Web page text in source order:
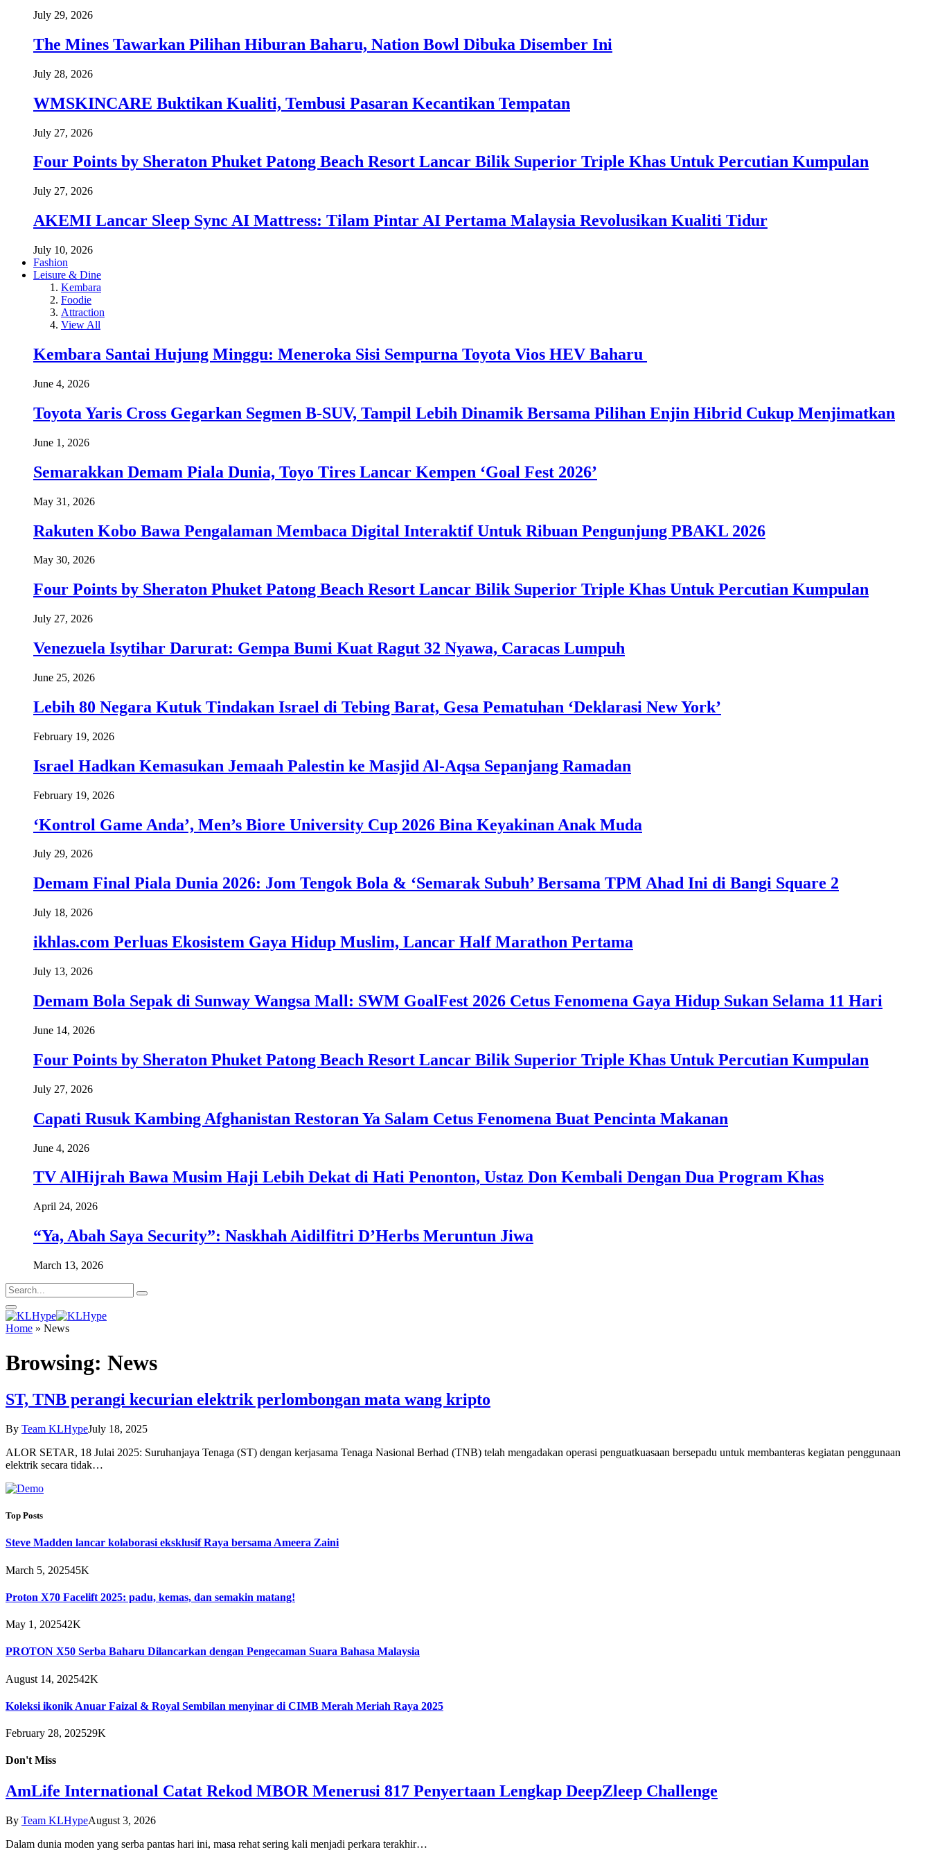
July 29, 2026
The Mines Tawarkan Pilihan Hiburan Baharu, Nation Bowl Dibuka Disember Ini
July 28, 2026
WMSKINCARE Buktikan Kualiti, Tembusi Pasaran Kecantikan Tempatan
July 27, 2026
Four Points by Sheraton Phuket Patong Beach Resort Lancar Bilik Superior Triple Khas Untuk Percutian Kumpulan
July 27, 2026
AKEMI Lancar Sleep Sync AI Mattress: Tilam Pintar AI Pertama Malaysia Revolusikan Kualiti Tidur
July 10, 2026
Fashion
Leisure & Dine
Kembara
Foodie
Attraction
View All
Kembara Santai Hujung Minggu: Meneroka Sisi Sempurna Toyota Vios HEV Baharu
June 4, 2026
Toyota Yaris Cross Gegarkan Segmen B-SUV, Tampil Lebih Dinamik Bersama Pilihan Enjin Hibrid Cukup Menjimatkan
June 1, 2026
Semarakkan Demam Piala Dunia, Toyo Tires Lancar Kempen ‘Goal Fest 2026’
May 31, 2026
Rakuten Kobo Bawa Pengalaman Membaca Digital Interaktif Untuk Ribuan Pengunjung PBAKL 2026
May 30, 2026
Four Points by Sheraton Phuket Patong Beach Resort Lancar Bilik Superior Triple Khas Untuk Percutian Kumpulan
July 27, 2026
Venezuela Isytihar Darurat: Gempa Bumi Kuat Ragut 32 Nyawa, Caracas Lumpuh
June 25, 2026
Lebih 80 Negara Kutuk Tindakan Israel di Tebing Barat, Gesa Pematuhan ‘Deklarasi New York’
February 19, 2026
Israel Hadkan Kemasukan Jemaah Palestin ke Masjid Al-Aqsa Sepanjang Ramadan
February 19, 2026
‘Kontrol Game Anda’, Men’s Biore University Cup 2026 Bina Keyakinan Anak Muda
July 29, 2026
Demam Final Piala Dunia 2026: Jom Tengok Bola & ‘Semarak Subuh’ Bersama TPM Ahad Ini di Bangi Square 2
July 18, 2026
ikhlas.com Perluas Ekosistem Gaya Hidup Muslim, Lancar Half Marathon Pertama
July 13, 2026
Demam Bola Sepak di Sunway Wangsa Mall: SWM GoalFest 2026 Cetus Fenomena Gaya Hidup Sukan Selama 11 Hari
June 14, 2026
Four Points by Sheraton Phuket Patong Beach Resort Lancar Bilik Superior Triple Khas Untuk Percutian Kumpulan
July 27, 2026
Capati Rusuk Kambing Afghanistan Restoran Ya Salam Cetus Fenomena Buat Pencinta Makanan
June 4, 2026
TV AlHijrah Bawa Musim Haji Lebih Dekat di Hati Penonton, Ustaz Don Kembali Dengan Dua Program Khas
April 24, 2026
“Ya, Abah Saya Security”: Naskhah Aidilfitri D’Herbs Meruntun Jiwa
March 13, 2026
Home » News
Browsing: News
ST, TNB perangi kecurian elektrik perlombongan mata wang kripto
By Team KLHypeJuly 18, 2025
ALOR SETAR, 18 Julai 2025: Suruhanjaya Tenaga (ST) dengan kerjasama Tenaga Nasional Berhad (TNB) telah mengadakan operasi penguatkuasaan bersepadu untuk membanteras kegiatan penggunaan
elektrik secara tidak…
Top Posts
Steve Madden lancar kolaborasi eksklusif Raya bersama Ameera Zaini
March 5, 202545K
Proton X70 Facelift 2025: padu, kemas, dan semakin matang!
May 1, 202542K
PROTON X50 Serba Baharu Dilancarkan dengan Pengecaman Suara Bahasa Malaysia
August 14, 202542K
Koleksi ikonik Anuar Faizal & Royal Sembilan menyinar di CIMB Merah Meriah Raya 2025
February 28, 202529K
Don't Miss
AmLife International Catat Rekod MBOR Menerusi 817 Penyertaan Lengkap DeepZleep Challenge
By Team KLHypeAugust 3, 2026
Dalam dunia moden yang serba pantas hari ini, masa rehat sering kali menjadi perkara terakhir…